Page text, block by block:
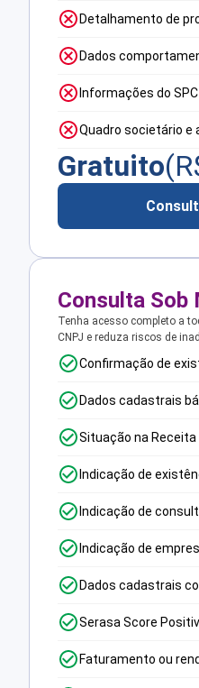
Detalhamento de
Dados
Informações do SPC
Quadro societário e
Gratuito
Consulta Sob
Tenha acesso completo a
CNPJ e reduza riscos de
Confirmação de
Dados cadastrais
Situação na Receita
Indicação de
Indicação de
Indicação de
Dados cadastrais
Serasa Score
Faturamento ou